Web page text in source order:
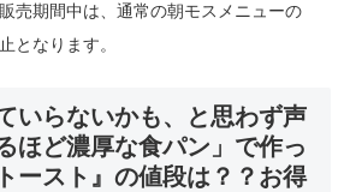
売期間中は、通常の朝モスメニューの
となります。
いらないかも、と思わず声
ほど濃厚な食パン」で作っ
ースト』の値段は？？お得